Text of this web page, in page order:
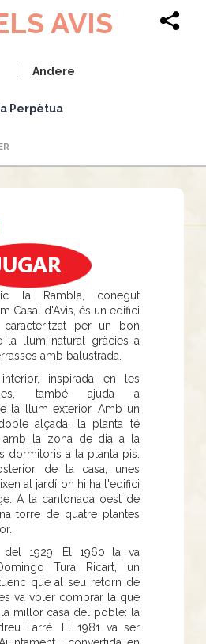
AVIS
Andere
Perpètua
la Rambla, conegut
Casal d'Avis, és un edifici
per un bon
la llum natural gràcies a
amb balustrada.
inspirada en les
també ajuda a
la llum exterior. Amb un
alçada, la planta té
la zona de dia a la
dormitoris a la planta pis.
de la casa, unes
al jardí on hi ha l'edifici
A la cantonada oest de
torre de quatre plantes
del 1929. El 1960 la va
Tura Ricart, un
que al seu retorn de
va voler comprar la que
millor casa del poble: la
Farré. El 1981 va ser